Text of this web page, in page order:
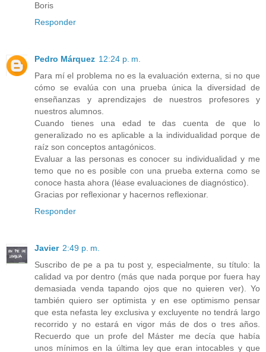
Boris
Responder
Pedro Márquez 12:24 p. m.
Para mí el problema no es la evaluación externa, si no que
cómo se evalúa con una prueba única la diversidad de
enseñanzas y aprendizajes de nuestros profesores y
nuestros alumnos.
Cuando tienes una edad te das cuenta de que lo
generalizado no es aplicable a la individualidad porque de
raíz son conceptos antagónicos.
Evaluar a las personas es conocer su individualidad y me
temo que no es posible con una prueba externa como se
conoce hasta ahora (léase evaluaciones de diagnóstico).
Gracias por reflexionar y hacernos reflexionar.
Responder
Javier 2:49 p. m.
Suscribo de pe a pa tu post y, especialmente, su título: la
calidad va por dentro (más que nada porque por fuera hay
demasiada venda tapando ojos que no quieren ver). Yo
también quiero ser optimista y en ese optimismo pensar
que esta nefasta ley exclusiva y excluyente no tendrá largo
recorrido y no estará en vigor más de dos o tres años.
Recuerdo que un profe del Máster me decía que había
unos mínimos en la última ley que eran intocables y que